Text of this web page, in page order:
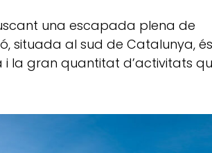
una escapada plena de
situada al sud de Catalunya,
la gran quantitat d’activitats